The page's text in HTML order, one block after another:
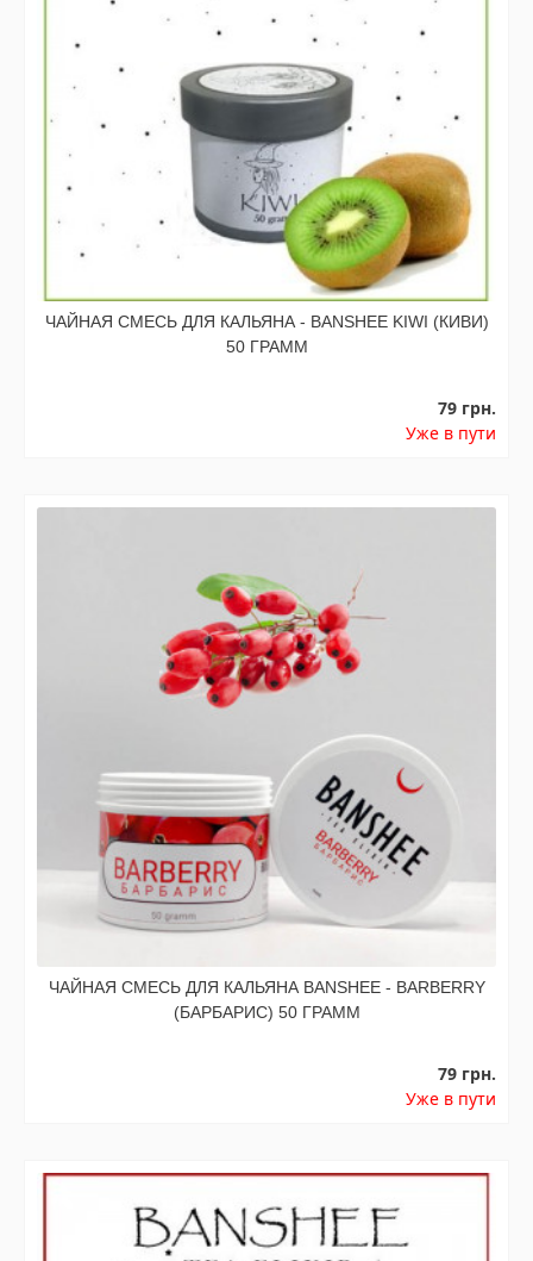
ЧАЙНАЯ СМЕСЬ ДЛЯ КАЛЬЯНА - BANSHEE KIWI (КИВИ)
50 ГРАММ
79 грн.
Уже в пути
ЧАЙНАЯ СМЕСЬ ДЛЯ КАЛЬЯНА BANSHEE - BARBERRY
(БАРБАРИС) 50 ГРАММ
79 грн.
Уже в пути